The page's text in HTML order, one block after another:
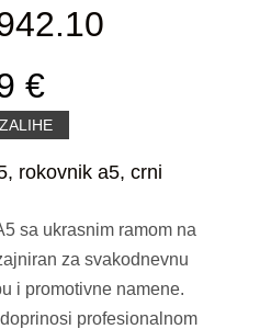
€
ZALIHE
rokovnik a5, crni
sa ukrasnim ramom na
za svakodnevnu
i promotivne namene.
profesionalnom